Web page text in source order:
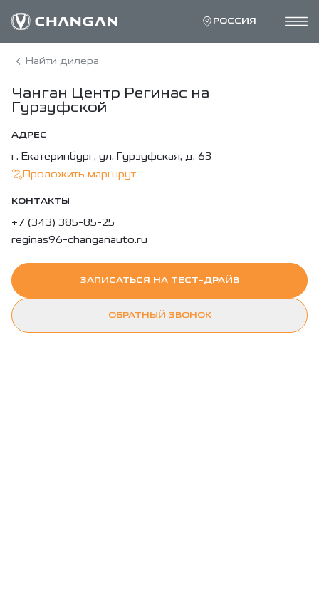
РОССИЯ
Найти дилера
Чанган Центр Регинас на
Гурзуфской
АДРЕС
г. Екатеринбург, ул. Гурзуфская, д. 63
Проложить маршрут
КОНТАКТЫ
+7 (343) 385-85-25
reginas96-changanauto.ru
ЗАПИСАТЬСЯ НА ТЕСТ-ДРАЙВ
ОБРАТНЫЙ ЗВОНОК